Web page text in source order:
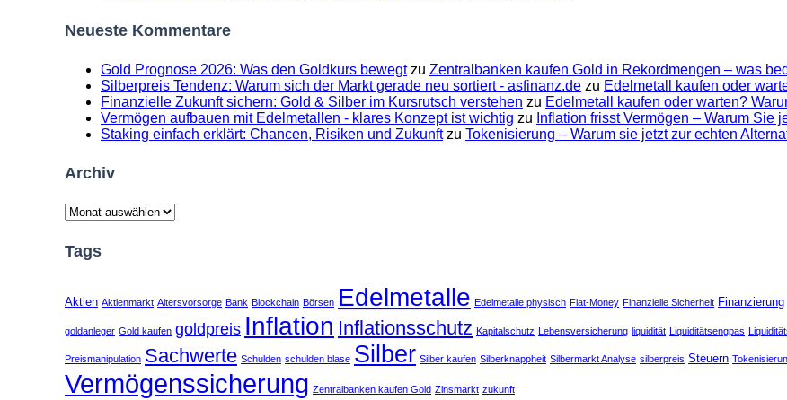
Neueste Kommentare
Gold Prognose 2026: Was den Goldkurs bewegtzu Zentralbanken kaufen Gold in Rekordmengen – was
Silberpreis Tendenz: Warum sich der Markt gerade neu sortiert - asfinanz.de zu Edelmetall kaufen oder
Finanzielle Zukunft sichern: Gold & Silber im Kursrutsch verstehen zu Edelmetall kaufen oder warten?
Vermögen aufbauen mit Edelmetallen - klares Konzept ist wichtig zu Inflation frisst Vermögen – Warum Sie
Staking einfach erklärt: Chancen, Risiken und Zukunftzu Tokenisierung – Warum sie jetzt zur echten
Archiv
Archiv
Tags
Aktien Aktienmarkt Altersvorsorge Bank Blockchain Börsen Edelmetalle Edelmetalle physisch Fiat-Money Finanzielle Sicherheit Finanzierung
goldanleger Gold kaufen goldpreis Inflation Inflationsschutz Kapitalschutz Lebensversicherung liquidität Liquiditätsengpas
Preismanipulation Sachwerte Schulden schulden blase Silber Silber kaufen Silberknappheit Silbermarkt Analyse silberpreis Steuern
Vermögenssicherung Zentralbanken kaufen Gold Zinsmarkt zukunft